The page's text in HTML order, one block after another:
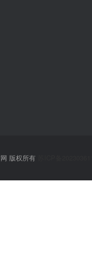
版权所有